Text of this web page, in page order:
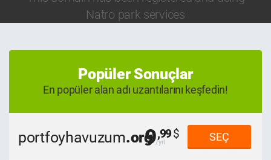
Natro park services
Popüler Sonuçlar
En popüler alan adı uzantılarını keşfedin!
portfoyhavuzum.org
9,99 SEÇ